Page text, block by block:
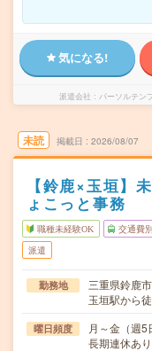
気になる!
派遣会社 パーソルテン
未読 掲載日 2026/08/07
【鈴鹿×玉垣】
ょこっと事務
職種未経験OK 交通費
派遣
勤務地
三重県鈴鹿市
玉垣駅から
曜日頻度
月～金（週
長期連休あり